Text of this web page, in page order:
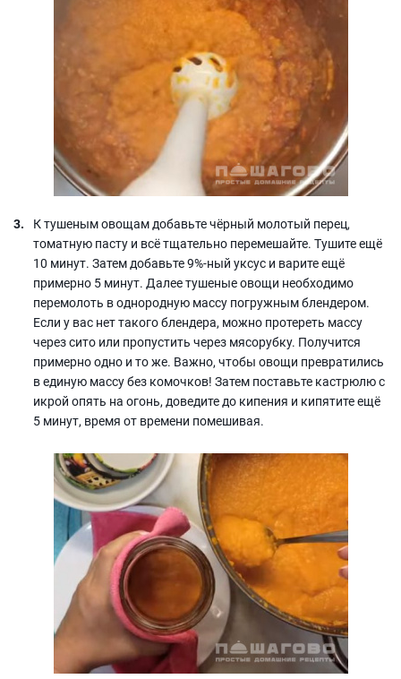
К тушеным овощам добавьте чёрный молотый перец,
томатную пасту и всё тщательно перемешайте. Тушите ещё
10 минут. Затем добавьте 9%-ный уксус и варите ещё
примерно 5 минут. Далее тушеные овощи необходимо
перемолоть в однородную массу погружным блендером.
Если у вас нет такого блендера, можно протереть массу
через сито или пропустить через мясорубку. Получится
примерно одно и то же. Важно, чтобы овощи превратились
в единую массу без комочков! Затем поставьте кастрюлю с
икрой опять на огонь, доведите до кипения и кипятите ещё
5 минут, время от времени помешивая.